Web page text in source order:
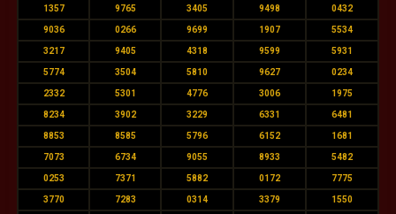
1357 9765 3405 9498 0432
9036 0266 9699 1907 5534
3217 9405 4318 9599 5931
5774 3504 5810 9627 0234
2332 5301 4776 3006 1975
8234 3902 3229 6331 6481
8853 8585 5796 6152 1681
7073 6734 9055 8933 5482
0253 7371 5882 0172 7775
3770 7283 0314 3379 1550